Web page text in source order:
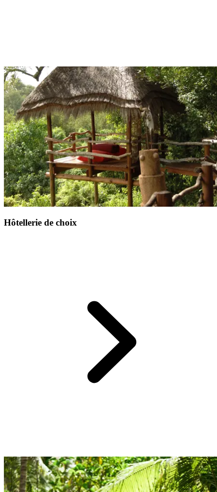
Lors de votre Circuit by Club Med, vous profitez de la pension
complète avec un forfait boisson à chaque repas.
Hôtellerie de choix
Profitez d'une sélection d'adresses raffinées et traditionnelles pour un
circuit complètement immergé.